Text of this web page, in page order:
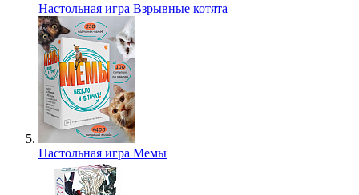
Настольная игра Взрывные котята
Настольная игра Мемы